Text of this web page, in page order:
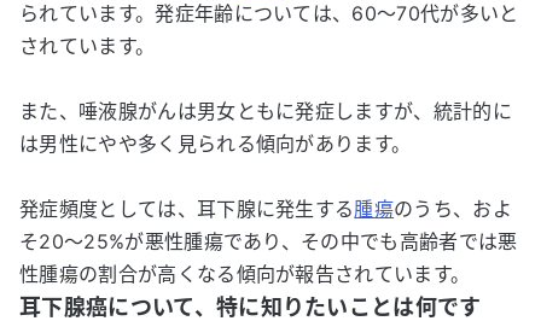
られています。発症年齢については、60～70代が多いと
されています。
また、唾液腺がんは男女ともに発症しますが、統計的に
は男性にやや多く見られる傾向があります。
発症頻度としては、耳下腺に発生する腫瘍のうち、およ
そ20〜25%が悪性腫瘍であり、その中でも高齢者では悪
性腫瘍の割合が高くなる傾向が報告されています。
耳下腺癌について、特に知りたいことは何です